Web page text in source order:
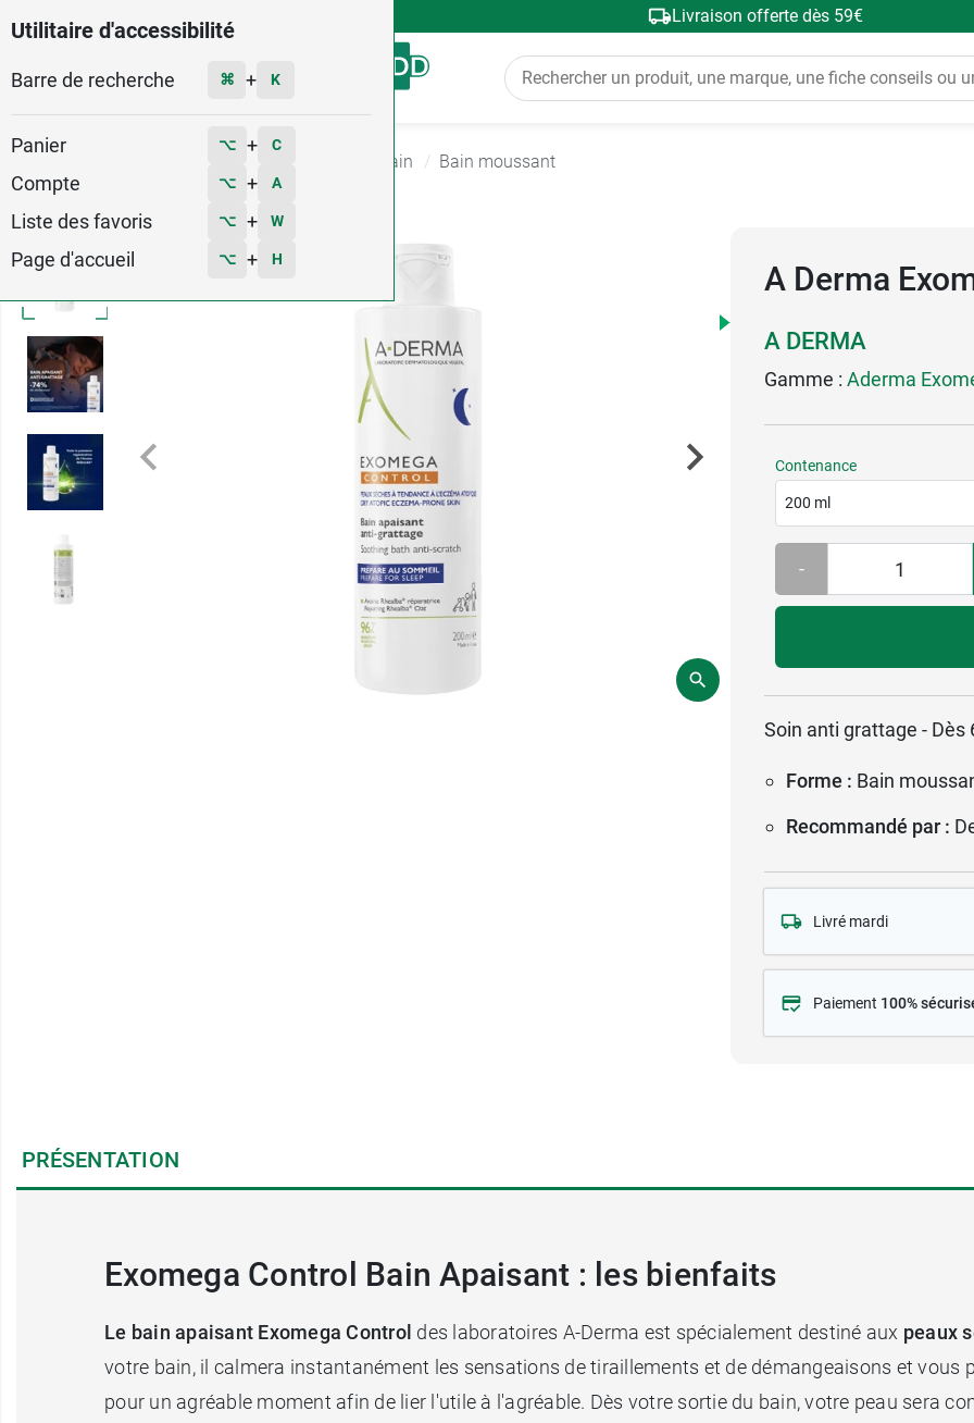
Utilitaire d'accessibilité
Barre de recherche ⌘ + K
Panier ⌥ + C
Compte ⌥ + A
Liste des favoris ⌥ + W
Page d'accueil ⌥ + H
Livraison offerte dès 59€
Menu
Produits pour le Bain Bain moussant
A Derma
A DERMA
Gamme : Aderma
Contenance
200 ml
-
Soin anti grattage - Dès
Forme : Bain
Recommandé par :
Livré mardi
Paiement 100%
PRÉSENTATION
Exomega Control Bain Apaisant : les bienfaits
Le bain apaisant Exomega Control des laboratoires A-Derma est spécialement destiné aux peaux
votre bain, il calmera instantanément les sensations de tiraillements et de démangeaisons et vous
pour un agréable moment afin de lier l'utile à l'agréable. Dès votre sortie du bain, votre peau sera